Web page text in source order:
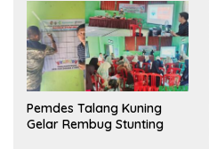
Pasar
Pemdes Talang Kuning
Gelar Rembug Stunting